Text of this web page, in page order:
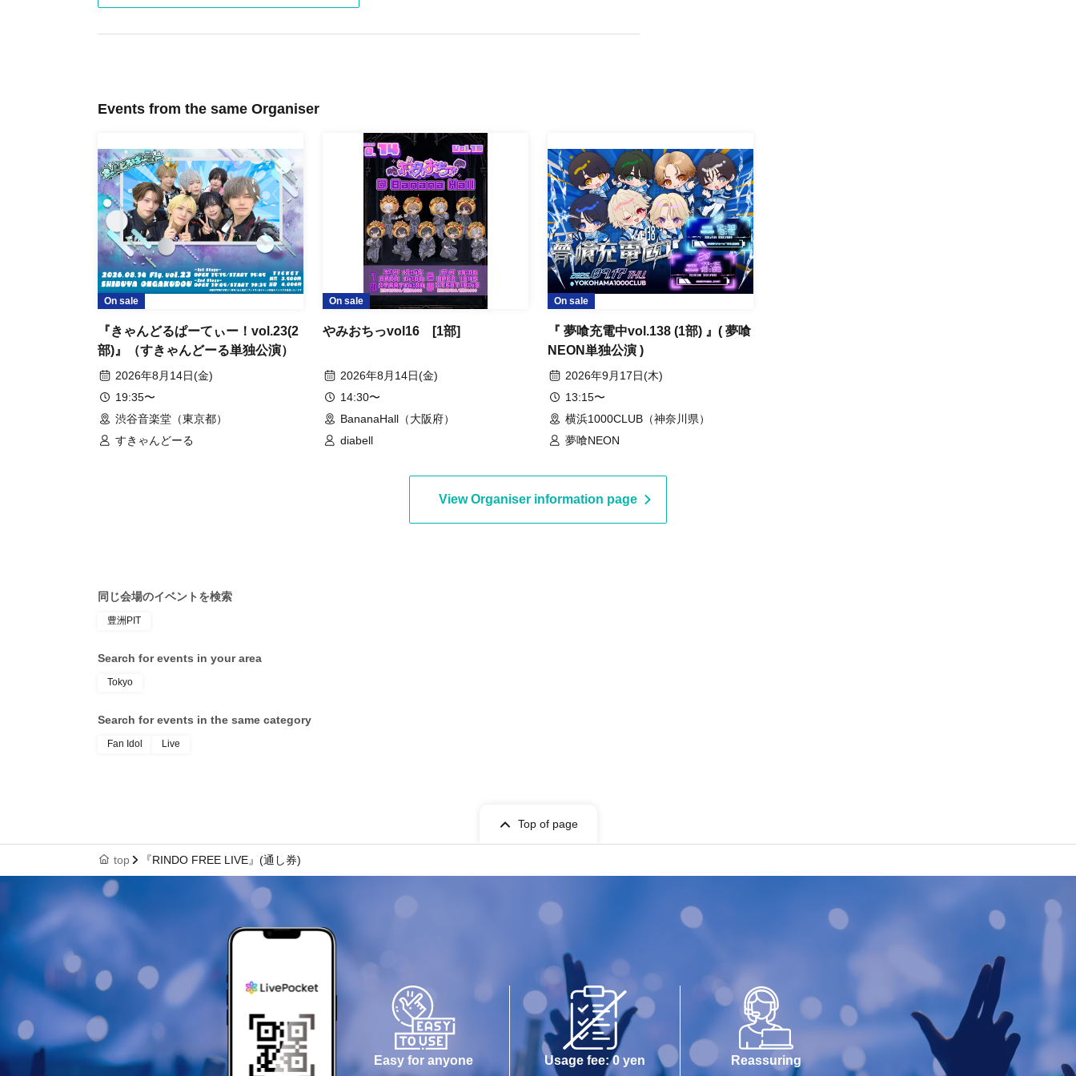
Events from the same Organiser
On sale
『きゃんどるぱーてぃー！vol.23(2
部)』（すきゃんどーる単独公演）
2026年8月14日(金)
19:35〜
渋谷音楽堂（東京都）
すきゃんどーる
On sale
やみおちっvol16 [1部]
2026年8月14日(金)
14:30〜
BananaHall（大阪府）
diabell
On sale
『 夢喰充電中vol.138 (1部) 』( 夢喰
NEON単独公演 )
2026年9月17日(木)
13:15〜
横浜1000CLUB（神奈川県）
夢喰NEON
View Organiser information page
同じ会場のイベントを検索
豊洲PIT
Search for events in your area
Tokyo
Search for events in the same category
Fan Idol Live
Top of page
top 『RINDO FREE LIVE』(通し券)
Easy for anyone
Usage fee: 0 yen
Reassuring